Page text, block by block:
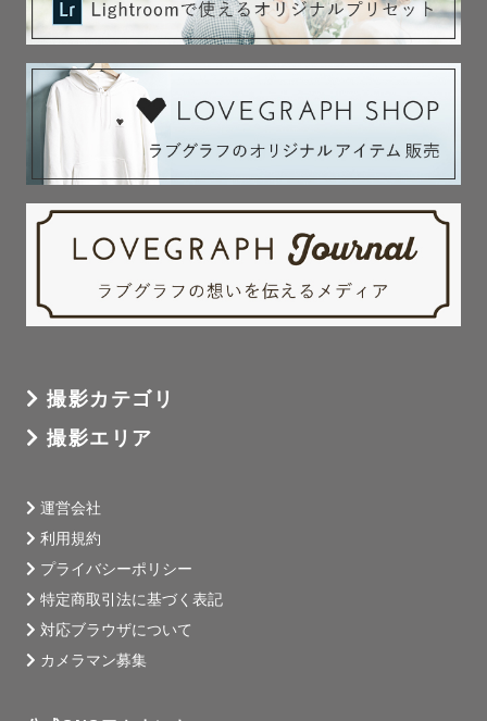
撮影カテゴリ
撮影エリア
運営会社
利用規約
プライバシーポリシー
特定商取引法に基づく表記
対応ブラウザについて
カメラマン募集